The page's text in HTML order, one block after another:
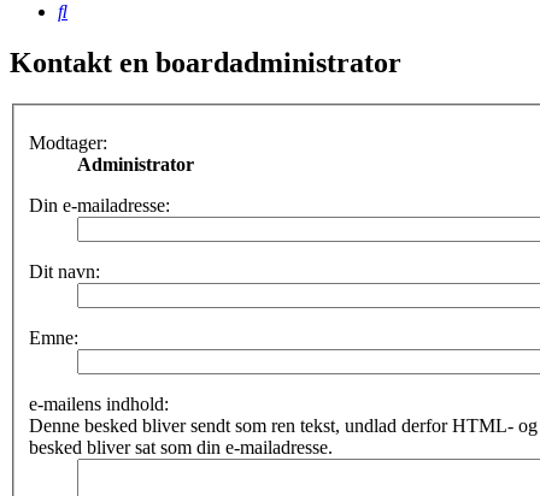
Søg
Kontakt en boardadministrator
Modtager:
Administrator
Din e-mailadresse:
Dit navn:
Emne:
e-mailens indhold:
Denne besked bliver sendt som ren tekst, undlad derfor HTML-
besked bliver sat som din e-mailadresse.